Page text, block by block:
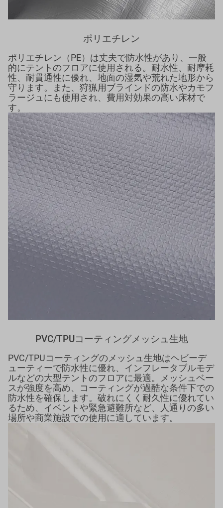
ポリエチレン
ポリエチレン（PE）は丈夫で防水性があり、一般
的にテントのフロアに使用される。耐水性、耐摩耗
性、耐貫通性に優れ、地面の湿気や荒れた地形から
守ります。また、狩猟用ブラインドの防水やカモフ
ラージュにも使用され、費用対効果の高い床材で
す。
PVC/TPUコーティングメッシュ生地
PVC/TPUコーティングのメッシュ生地はヘビーデ
ューティーで防水性に優れ、インフレータブルモデ
ルなどの大型テントのフロアに最適。メッシュベー
スが強度を高め、コーティングが過酷な条件下での
防水性を確保します。破れにくく耐久性に優れてい
るため、イベントや緊急避難所など、人通りの多い
場所や商業施設での使用に適しています。